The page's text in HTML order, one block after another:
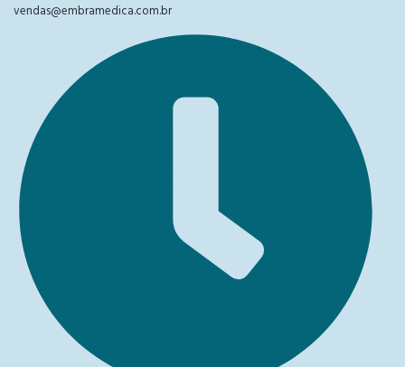
vendas@embramedica.com.br